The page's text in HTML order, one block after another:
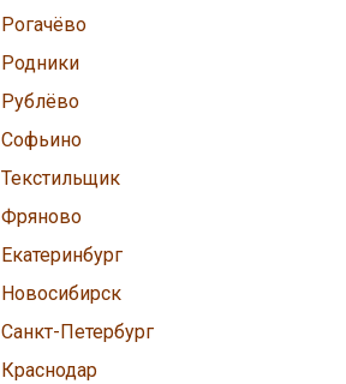
Рогачёво
Родники
Рублёво
Софьино
Текстильщик
Фряново
Екатеринбург
Новосибирск
Санкт-Петербург
Краснодар